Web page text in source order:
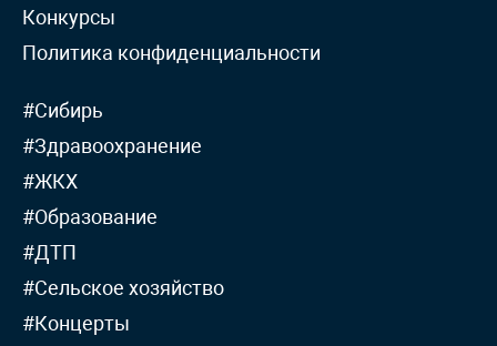
Конкурсы
Политика конфиденциальности
#Сибирь
#Здравоохранение
#ЖКХ
#Образование
#ДТП
#Сельское хозяйство
#Концерты